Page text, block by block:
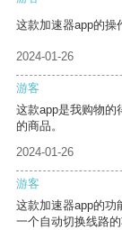
这款加速器app的操
2024-01-26
游客
这款app是我购物的
的商品。
2024-01-26
游客
这款加速器app的功
一个自动切换线路